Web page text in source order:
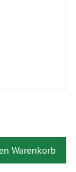
Warenkorb